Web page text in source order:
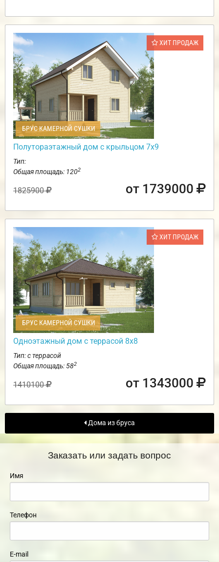
ХИТ ПРОДАЖ
БРУС КАМЕРНОЙ СУШКИ
Полутораэтажный дом с крыльцом 7х9
Тип:
Общая площадь: 1202
1825900 от 1739000
ХИТ ПРОДАЖ
БРУС КАМЕРНОЙ СУШКИ
Одноэтажный дом с террасой 8х8
Тип: с террасой
Общая площадь: 582
1410100 от 1343000
Дома из бруса
Заказать или задать вопрос
Имя
Телефон
E-mail